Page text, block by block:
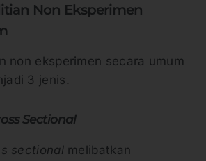
Non Eksperimen
non eksperimen secara umum
3 jenis.
Sectional
sectionalmelibatkan